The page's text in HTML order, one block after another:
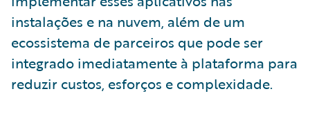
instalações e na nuvem, além de um
ecossistema de parceiros que pode ser
integrado imediatamente à plataforma para
reduzir custos, esforços e complexidade.